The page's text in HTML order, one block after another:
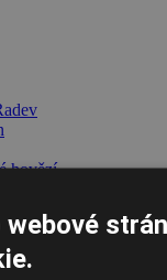
hovězí
webové